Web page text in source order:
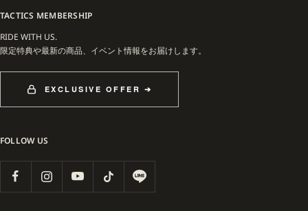
を持ち、スノーボーダーのみならず、感度の高いストリートシーンからも注目を集
TACTICS MEMBERSHIP
RIDE WITH US.
限定特典や最新の商品、イベント情報をお届けします。
EXCLUSIVE OFFER ➔
FOLLOW US